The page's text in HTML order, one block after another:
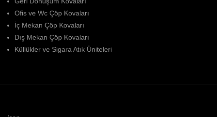
Ofis ve Wc Çöp Kovaları
İç Mekan Çöp Kovaları
Dış Mekan Çöp Kovaları
Küllükler ve Sigara Atık Üniteleri